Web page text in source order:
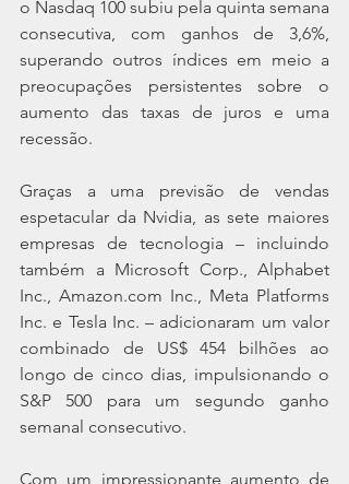
o Nasdaq 100 subiu pela quinta semana
consecutiva, com ganhos de 3,6%,
superando outros índices em meio a
preocupações persistentes sobre o
aumento das taxas de juros e uma
recessão.
Graças a uma previsão de vendas
espetacular da Nvidia, as sete maiores
empresas de tecnologia – incluindo
também a Microsoft Corp., Alphabet
Inc., Amazon.com Inc., Meta Platforms
Inc. e Tesla Inc. – adicionaram um valor
combinado de US$ 454 bilhões ao
longo de cinco dias, impulsionando o
S&P 500 para um segundo ganho
semanal consecutivo.
Com um impressionante aumento de